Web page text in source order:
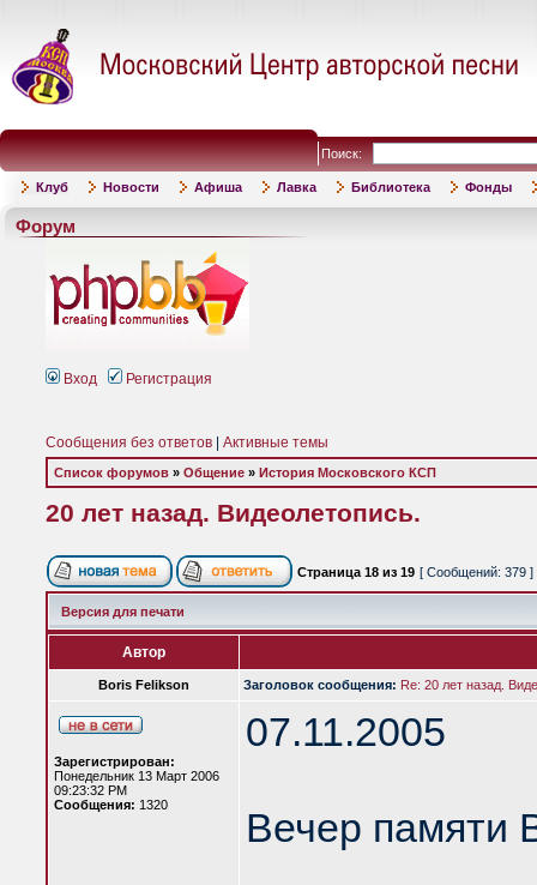
Поиск:
Клуб Новости Афиша Лавка Библиотека Фонды
Форум
Вход Регистрация
Сообщения без ответов Активные темы
Список форумов » Общение » История Московского КСП
20 лет назад. Видеолетопись.
Страница 18 из 19 [ Сообщений: 379 ]
Версия для печати
Автор
Boris Felikson Заголовок сообщения: Re: 20 лет назад.
Зарегистрирован:
Понедельник 13 Март 2006
09:23:32 PM
Сообщения: 1320
07.11.2005
Вечер памяти